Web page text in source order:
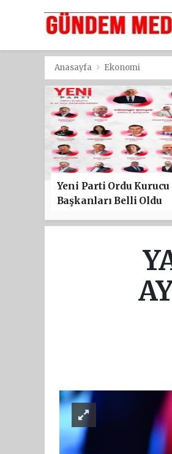
Anasayfa Ekonomi
Yeni Parti Ordu Kurucu
Başkanları Belli Oldu